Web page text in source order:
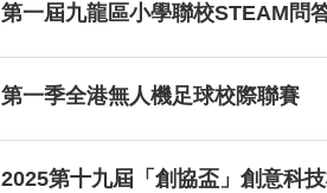
第一屆九龍區小學聯校STEAM問
第一季全港無人機足球校際聯賽
2025第十九屆「創協盃」創意科